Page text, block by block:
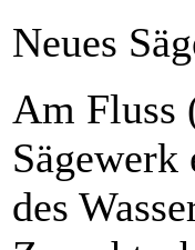
Neues
Am Fluss
des